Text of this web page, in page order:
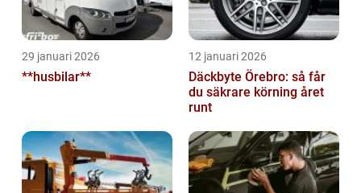
29 januari 2026
**husbilar**
12 januari 2026
Däckbyte Örebro: så får
du säkrare körning året
runt